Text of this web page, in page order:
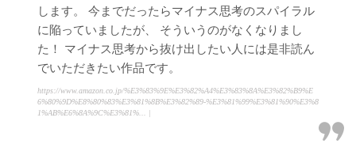
します。 今までだったらマイナス思考のスパイラル
に陥っていましたが、 そういうのがなくなりまし
た！ マイナス思考から抜け出したい人には是非読ん
でいただきたい作品です。
https://www.amazon.co.jp/%E3%83%9E%E3%82%A4%E3%83%8A%E3%82%B9%E
6%80%9D%E8%80%83%E3%81%8B%E3%82%89-%E3%81%99%E3%81%90%E3%8
1%AB%E6%8A%9C%E3%81%... |